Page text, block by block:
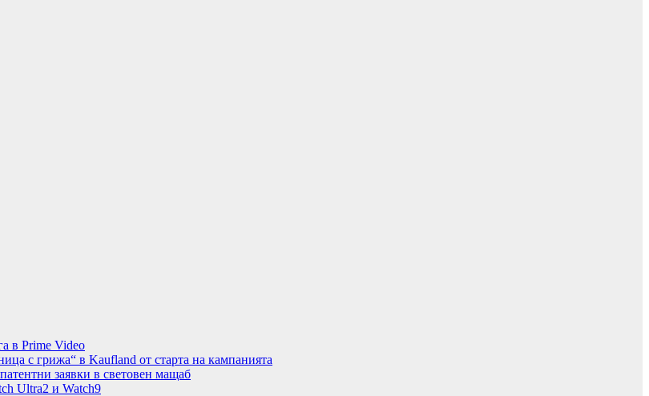
в Prime Video
с грижа“ в Kaufland от старта на кампанията
заявки в световен мащаб
Ultra2 и Watch9